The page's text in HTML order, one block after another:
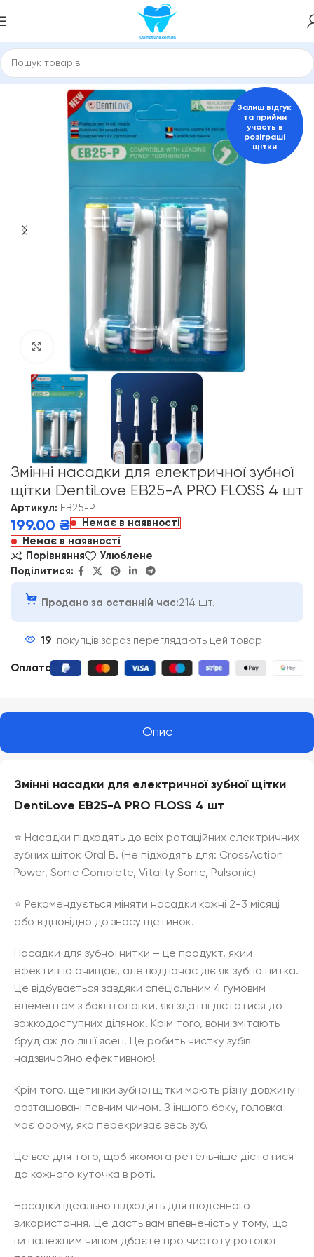
Головна Насадки для зубної щітки, іригатора ORAL-B
Click to enlarge
Залиш відгук
та прийми
участь в
розіграші
щітки
Змінні насадки для електричної зубної
щітки DentiLove EB25-A PRO FLOSS 4 шт
Артикул: EB25-P
199.00 ₴
Немає в наявності
Немає в наявності
Порівняння
Улюблене
Поділитися:
Продано за останній час:214 шт.
19 покупців зараз переглядають цей товар
Оплата
Опис
Змінні насадки для електричної зубної щітки
DentiLove EB25-A PRO FLOSS 4 шт
⭐️ Насадки підходять до всіх ротаційних електричних
зубних щіток Oral B. (Не підходять для: CrossAction
Power, Sonic Complete, Vitality Sonic, Pulsonic)
⭐️ Рекомендується міняти насадки кожні 2-3 місяці
або відповідно до зносу щетинок.
Насадки для зубної нитки – це продукт, який
ефективно очищає, але водночас діє як зубна нитка.
Це відбувається завдяки спеціальним 4 гумовим
елементам з боків головки, які здатні дістатися до
важкодоступних ділянок. Крім того, вони змітають
бруд аж до лінії ясен. Це робить чистку зубів
надзвичайно ефективною!
Крім того, щетинки зубної щітки мають різну довжину і
розташовані певним чином. З іншого боку, головка
має форму, яка перекриває весь зуб.
Це все для того, щоб якомога ретельніше дістатися
до кожного куточка в роті.
Насадки ідеально підходять для щоденного
використання. Це дасть вам впевненість у тому, що
ви належним чином дбаєте про чистоту ротової